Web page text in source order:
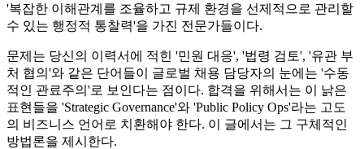
'복잡한 이해관계를 조율하고 규제 환경을 선제적으로 관리할
수 있는 행정적 통찰력'을 가진 전문가들이다.
문제는 당신의 이력서에 적힌 '민원 대응', '법령 검토', '유관 부
처 협의'와 같은 단어들이 글로벌 채용 담당자의 눈에는 '수동
적인 관료주의'로 보인다는 점이다. 합격을 위해서는 이 낡은
표현들을 'Strategic Governance'와 'Public Policy Ops'라는 고도
의 비즈니스 언어로 치환해야 한다. 이 글에서는 그 구체적인
방법론을 제시한다.